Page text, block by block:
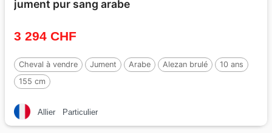
jument pur sang arabe
3 294 CHF
Cheval à vendre Jument Arabe Alezan brulé
10 ans
155 cm
Allier Particulier